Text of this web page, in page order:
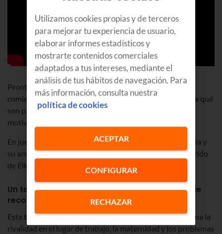
Pronto las tensiones empiezan a hacerse patentes y
comienza un juego de suspense donde ya no se distingue qué
son paranoia e inseguridades de una o verdaderas
motivaciones de otra.
En juego están las vidas de Ellen y su marido Ian; de Paula y
su amigo y apoyo Kielan; y de David -el jefe- e Ian, el marido
de Ellen.
Un tema de actualidad para una producción de
reconocida calidad
Este thriller psicológicoambientado en Glasgow examina la
rivalidad en el lugar de trabajo, la maternidad y los problemas
Utilizamos cookies propias y de terceros
para mejorar tu experiencia de usuario,
elaborar informes estadísticos y
mostrarte contenidos comerciales
adaptados a tus intereses, mediante el
análisis de tus hábitos de navegación. Para
más información, consulta nuestra
política de cookies
CONFIGURAR
RECHAZAR
ACEPTAR